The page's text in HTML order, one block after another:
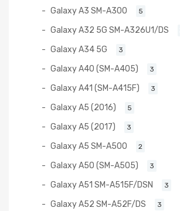
Galaxy A3 SM-A300 5
Galaxy A32 5G SM-A326U1/DS
Galaxy A34 5G 3
Galaxy A40 (SM-A405) 3
Galaxy A41 (SM-A415F) 3
Galaxy A5 (2016) 5
Galaxy A5 (2017) 3
Galaxy A5 SM-A500 2
Galaxy A50 (SM-A505) 3
Galaxy A51 SM-A515F/DSN 3
Galaxy A52 SM-A52F/DS 3